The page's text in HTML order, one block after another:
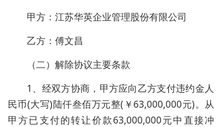
甲方：江苏华英企业管理股份有限公司
乙方：傅文昌
（二）解除协议主要条款
1、经双方协商，甲方应向乙方支付违约金人
民币(大写)陆仟叁佰万元整(￥63,000,000元)。从
甲方已支付的转让价款63,000,000元中直接冲